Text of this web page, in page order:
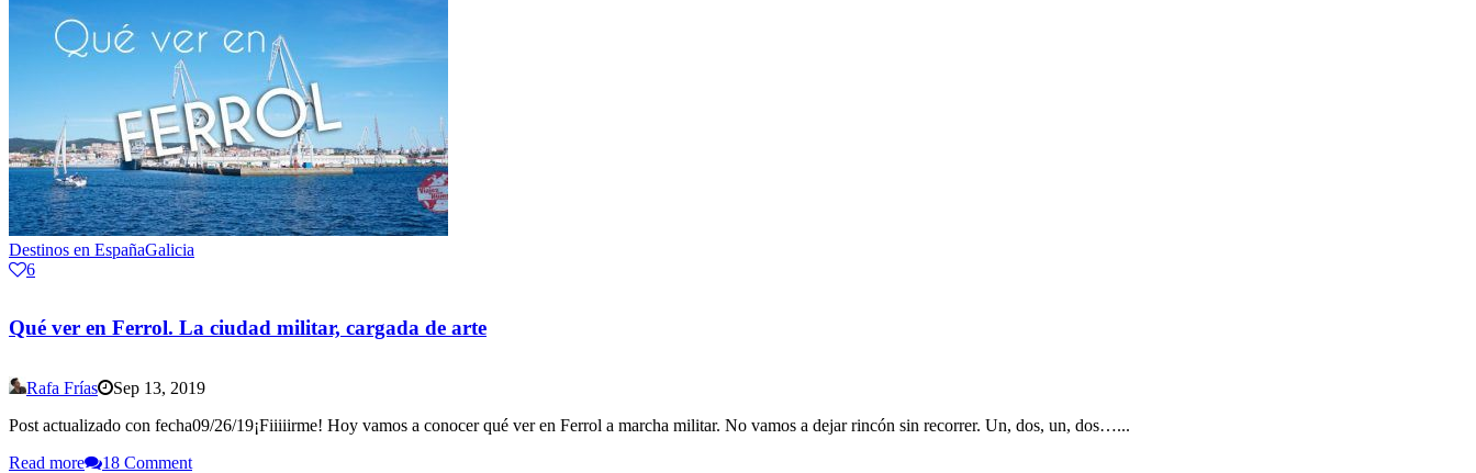
Destinos en EspañaGalicia
6
Qué ver en Ferrol. La ciudad militar, cargada de arte
Rafa Frías
Sep 13, 2019
Post actualizado con fecha09/26/19¡Fiiiiirme! Hoy vamos a conocer qué ver en Ferrol a marcha militar. No vamos a dejar rincón sin recorrer. Un, dos, un, dos…...
Read more
18 Comment